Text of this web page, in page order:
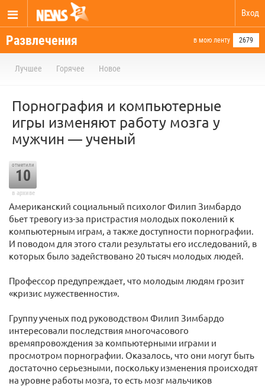
Вход
Развлечения в мою ленту 2679
Лучшее Горячее Новое
Порнография и компьютерные
игры изменяют работу мозга у
мужчин — ученый
отметили
10
в архиве
Американский социальный психолог Филип Зимбардо
бьет тревогу из-за пристрастия молодых поколений к
компьютерным играм, а также доступности порнографии.
И поводом для этого стали результаты его исследований, в
которых было задействовано 20 тысяч молодых людей.
Профессор предупреждает, что молодым людям грозит
«кризис мужественности».
Группу ученых под руководством Филип Зимбардо
интересовали последствия многочасового
времяпровождения за компьютерными играми и
просмотром порнографии. Оказалось, что они могут быть
достаточно серьезными, поскольку изменения происходят
на уровне работы мозга, то есть мозг мальчиков